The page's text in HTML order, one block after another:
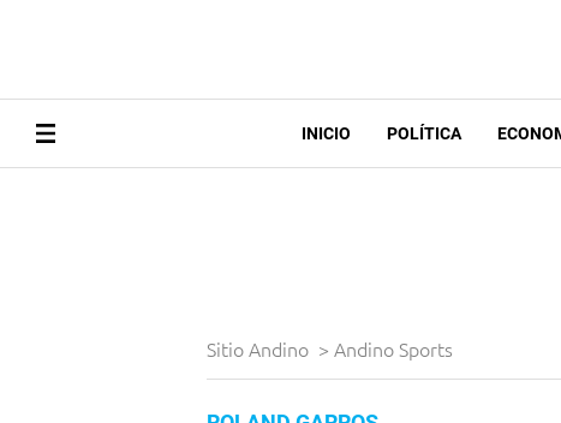
INICIO POLÍTICA
Sitio Andino > Andino Sports